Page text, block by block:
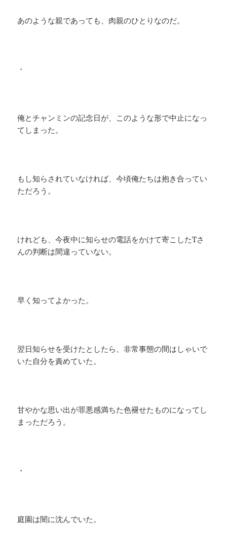
あのような親であっても、肉親のひとりなのだ。
・
俺とチャンミンの記念日が、このような形で中止になっ
てしまった。
もし知らされていなければ、今頃俺たちは抱き合ってい
ただろう。
けれども、今夜中に知らせの電話をかけて寄こしたTさ
んの判断は間違っていない。
早く知ってよかった。
翌日知らせを受けたとしたら、非常事態の間はしゃいで
いた自分を責めていた。
甘やかな思い出が罪悪感満ちた色褪せたものになってし
まっただろう。
・
庭園は闇に沈んでいた。